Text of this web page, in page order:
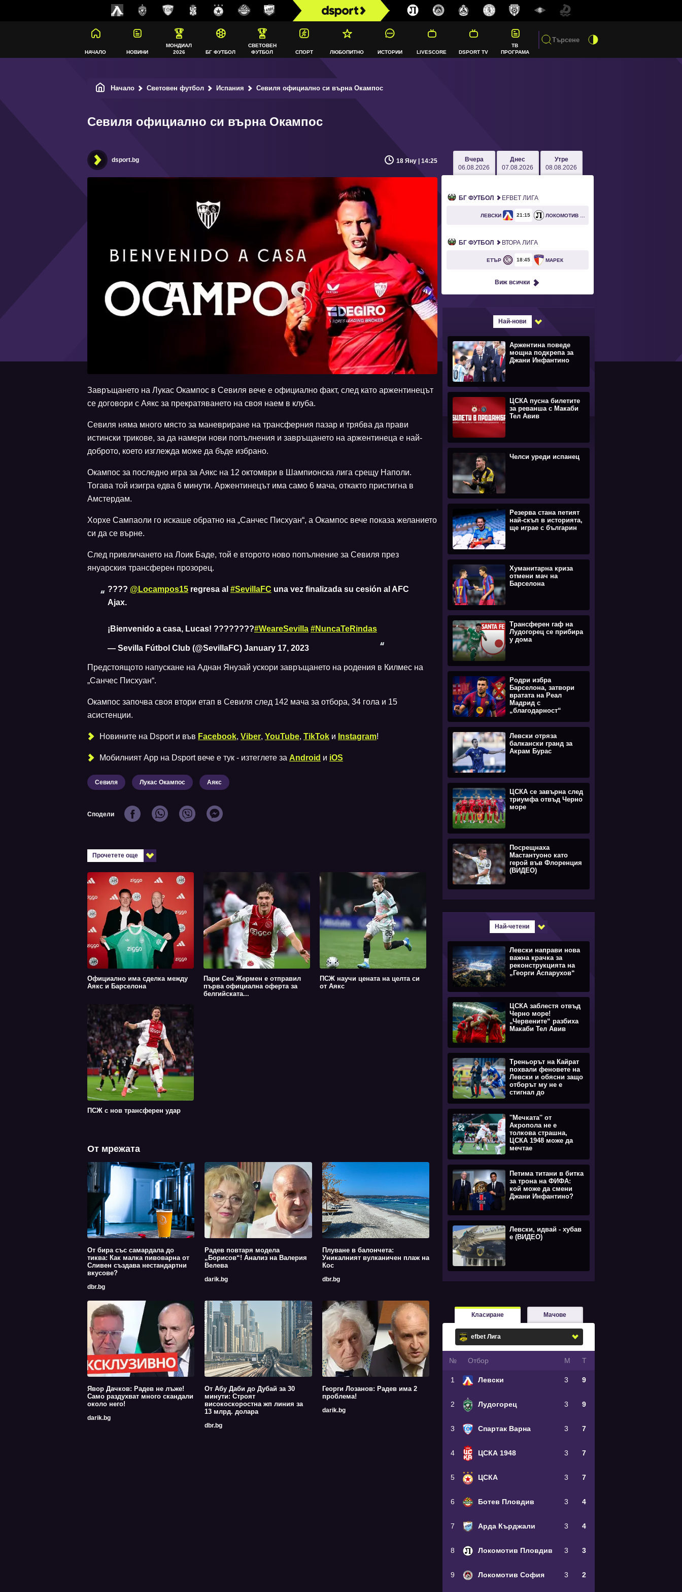
НАЧАЛО НОВИНИ
МОНДИАЛ
2026
БГ ФУТБОЛ
СВЕТОВЕН
ФУТБОЛ
СПОРТ ЛЮБОПИТНО ИСТОРИИ LIVESCORE DSPORT TV
ТВ
ПРОГРАМА
Начало Световен футбол Испания Севиля официално си върна Окампос
Севиля официално си върна Окампос
dsport.bg 18 Яну | 14:25
Завръщането на Лукас Окампос в Севиля вече е официално факт, след като аржентинецът
се договори с Аякс за прекратяването на своя наем в клуба.
Севиля няма много място за маневриране на трансферния пазар и трябва да прави
истински трикове, за да намери нови попълнения и завръщането на аржентинеца е най-
доброто, което изглежда може да бъде избрано.
Окампос за последно игра за Аякс на 12 октомври в Шампионска лига срещу Наполи.
Тогава той изигра едва 6 минути. Аржентинецът има само 6 мача, откакто пристигна в
Амстердам.
Хорхе Сампаоли го искаше обратно на „Санчес Писхуан“, а Окампос вече показа желанието
си да се върне.
След привличането на Лоик Баде, той е второто ново попълнение за Севиля през
януарския трансферен прозорец.
???? @Locampos15 regresa al #SevillaFC una vez finalizada su cesión al AFC
Ajax.
¡Bienvenido a casa, Lucas! ????????#WeareSevilla #NuncaTeRindas
— Sevilla Fútbol Club (@SevillaFC) January 17, 2023
Предстоящото напускане на Аднан Янузай ускори завръщането на родения в Килмес на
„Санчес Писхуан“.
Окампос започва своя втори етап в Севиля след 142 мача за отбора, 34 гола и 15
асистенции.
Новините на Dsport и във Facebook, Viber, YouTube, TikTok и Instagram!
Мобилният Аpp на Dsport вече е тук - изтеглете за Android и iOS
Севиля Лукас Окампос Аякс
Сподели
Прочетете още
Официално има сделка между
Аякс и Барселона
Пари Сен Жермен е отправил
първа официална оферта за
белгийската...
ПСЖ научи цената на целта си
от Аякс
ПСЖ с нов трансферен удар
От мрежата
От бира със самардала до
тиква: Как малка пивоварна от
Сливен създава нестандартни
вкусове?
dbr.bg
Радев повтаря модела
„Борисов“! Анализ на Валерия
Велева
darik.bg
Плуване в балончета:
Уникалният вулканичен плаж на
Кос
dbr.bg
Явор Дачков: Радев не лъже!
Само раздухват много скандали
около него!
darik.bg
От Абу Даби до Дубай за 30
минути: Строят
високоскоростна жп линия за
13 млрд. долара
dbr.bg
Георги Лозанов: Радев има 2
проблема!
darik.bg
Вчера
06.08.2026
Днес
07.08.2026
Утре
08.08.2026
БГ ФУТБОЛ EFBET ЛИГА
ЛЕВСКИ 21 15
БГ ФУТБОЛ ВТОРА ЛИГА
ЕТЪР 18 45 МАРЕК
Виж всички
Най-нови
Аржентина поведе
мощна подкрепа за
Джани Инфантино
ЦСКА пусна билетите
за реванша с Макаби
Тел Авив
Челси уреди испанец
Резерва стана петият
най-скъп в историята,
ще играе с българин
Хуманитарна криза
отмени мач на
Барселона
Трансферен гаф на
Лудогорец се прибира
у дома
Родри избра
Барселона, затвори
вратата на Реал
Мадрид с
„благодарност“
Левски отряза
балкански гранд за
Акрам Бурас
ЦСКА се завърна след
триумфа отвъд Черно
море
Посрещнаха
Мастантуоно като
герой във Флоренция
(ВИДЕО)
Най-четени
Левски направи нова
важна крачка за
реконструкцията на
„Георги Аспарухов“
ЦСКА заблестя отвъд
Черно море!
„Червените“ разбиха
Макаби Тел Авив
Треньорът на Кайрат
похвали феновете на
Левски и обясни защо
отборът му не е
стигнал до
''Мечката'' от
Акропола не е
толкова страшна,
ЦСКА 1948 може да
мечтае
Петима титани в битка
за трона на ФИФА:
кой може да смени
Джани Инфантино?
Левски, идвай - хубав
е (ВИДЕО)
Класиране Мачове
№ Oтбор М Т
1 Левски 3 9
2 Лудогорец 3 9
3 Спартак Варна 3 7
4 ЦСКА 1948 3 7
5 ЦСКА 3 7
6 Ботев Пловдив 3 4
7 Арда Кърджали 3 4
8 Локомотив Пловдив 3 3
9 Локомотив София 3 2